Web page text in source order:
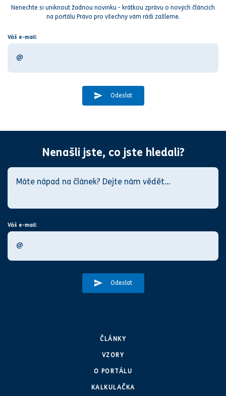
Nenechte si uniknout žadnou novinku - krátkou zprávu o nových článcích
na portálu Právo pro všechny vám rádi zašleme.
Váš e-mail:
Odeslat
Nenašli jste, co jste hledali?
Váš e-mail:
Odeslat
ČLÁNKY
VZORY
O PORTÁLU
KALKULAČKA